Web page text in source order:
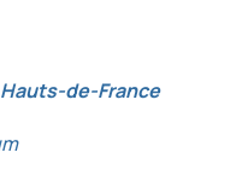
Hauts-de-France